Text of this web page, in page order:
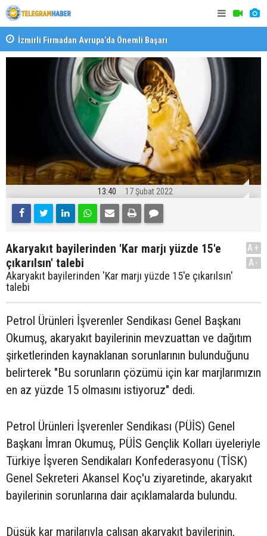
İzmirli Firmadan Avrupa’da Önemli Başarı
Devlet
13:40 17 Şubat 2022
Akaryakıt bayilerinden 'Kar marjı yüzde 15'e
çıkarılsın' talebi
Akaryakıt bayilerinden 'Kar marjı yüzde 15'e çıkarılsın'
talebi
A+
A-
Petrol Ürünleri İşverenler Sendikası Genel Başkanı
Okumuş, akaryakıt bayilerinin mevzuattan ve dağıtım
şirketlerinden kaynaklanan sorunlarının bulunduğunu
belirterek "Bu sorunların çözümü için kar marjlarımızın
en az yüzde 15 olmasını istiyoruz" dedi.
Petrol Ürünleri İşverenler Sendikası (PÜİS) Genel
Başkanı İmran Okumuş, PÜİS Gençlik Kolları üyeleriyle
Türkiye İşveren Sendikaları Konfederasyonu (TİSK)
Genel Sekreteri Akansel Koç'u ziyaretinde, akaryakıt
bayilerinin sorunlarına dair açıklamalarda bulundu.
Düşük kar marjlarıyla çalışan akaryakıt bayilerinin,